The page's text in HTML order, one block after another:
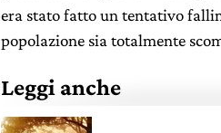
era stato fatto un tentativo
popolazione sia totalmente
Leggi anche